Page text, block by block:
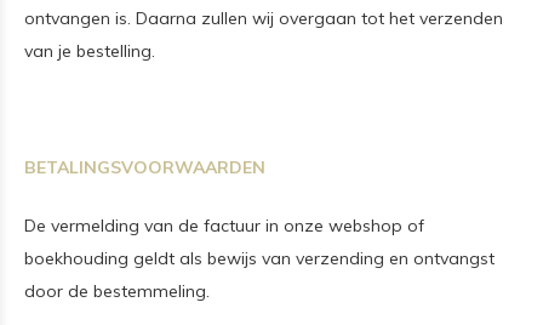
ontvangen is. Daarna zullen wij overgaan tot het verzenden
van je bestelling.
BETALINGSVOORWAARDEN
De vermelding van de factuur in onze webshop of
boekhouding geldt als bewijs van verzending en ontvangst
door de bestemmeling.